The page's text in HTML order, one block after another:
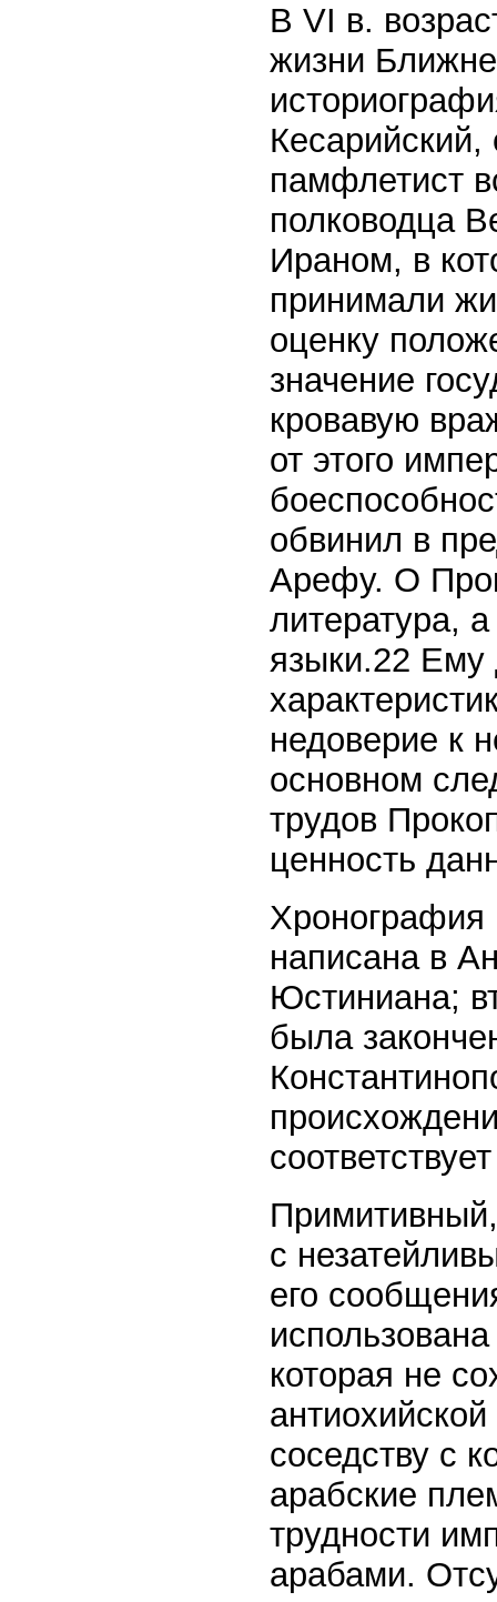
В VI в.
жизни
памфлетист
полководца
Ираном, в
принимали
оценку
значение
кровавую
от этого
обвинил в
Арефу. О
литература,
языки.22 Ему
недоверие к
основном
трудов
ценность
Хронография
написана в
Юстиниана;
была
с
его
которая не
соседству с
арабские
трудности
арабами.